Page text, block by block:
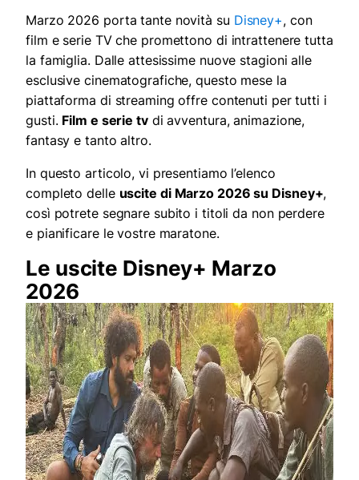
Marzo 2026 porta tante novità su Disney+, con
film e serie TV che promettono di intrattenere tutta
la famiglia. Dalle attesissime nuove stagioni alle
esclusive cinematografiche, questo mese la
piattaforma di streaming offre contenuti per tutti i
gusti. Film e serie tvdi avventura, animazione,
fantasy e tanto altro.
In questo articolo, vi presentiamo l’elenco
completo delle uscite di Marzo 2026 su Disney+,
così potrete segnare subito i titoli da non perdere
e pianificare le vostre maratone.
Le uscite Disney+ Marzo
2026